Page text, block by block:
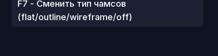
F7 - Сменить тип чамсов
(flat/outline/wireframe/off)​